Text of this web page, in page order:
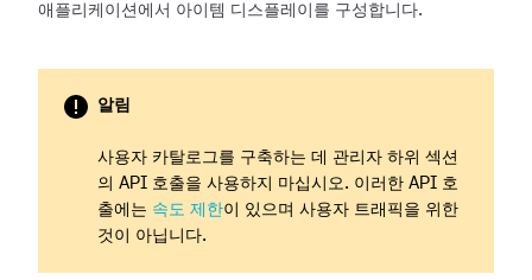
애플리케이션에서 아이템 디스플레이를 구성합니다.
알림
사용자 카탈로그를 구축하는 데 관리자 하위 섹션
의 API 호출을 사용하지 마십시오. 이러한 API 호
출에는 속도 제한이 있으며 사용자 트래픽을 위한
것이 아닙니다.